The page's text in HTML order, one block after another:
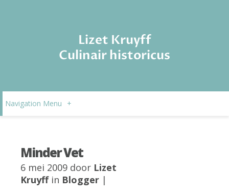
Lizet Kruyff
Culinair historicus
Navigation Menu +
Minder Vet
6 mei 2009 door Lizet
Kruyffin Blogger |